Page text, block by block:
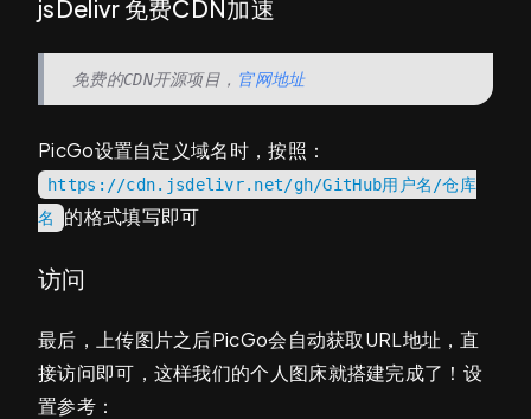
jsDelivr 免费CDN加速
免费的CDN开源项目， 官网地址
PicGo设置自定义域名时，按照：
https://cdn.jsdelivr.net/gh/GitHub用户名/仓库
名
的格式填写即可
访问
最后，上传图片之后PicGo会自动获取URL地址，直
接访问即可，这样我们的个人图床就搭建完成了！设
置参考：